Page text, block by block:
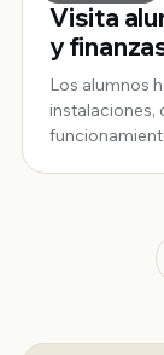
Visita
y
Los alumnos
instalaciones,